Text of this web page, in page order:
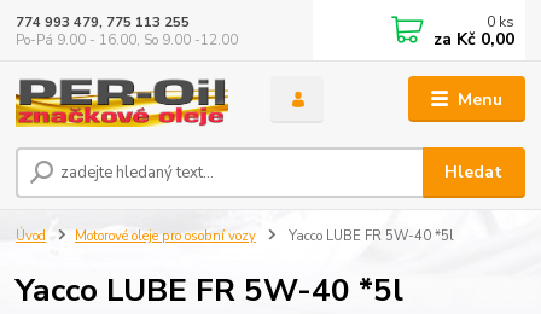
Menu
Hledat
774 993 479, 775 113 255
Po-Pá 9.00 - 16.00, So 9.00 -12.00
0 ks
za Kč 0,00
Úvod Motorové oleje pro osobní vozy Yacco LUBE FR 5W-40 *5l
Yacco LUBE FR 5W-40 *5l